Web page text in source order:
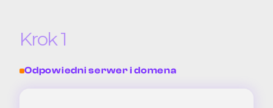
Odpowiedni serwer i domena
Krok 1